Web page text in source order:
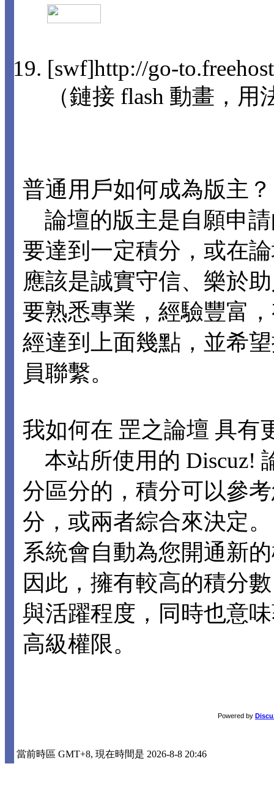
[swf]http://go-
（鏈接 flash 動畫，
普通用戶如何成為版主？
論壇的版主是自願申
要達到一定積分，或在
應該是誠實守信、樂於
要熟悉專業，經驗豐富
經達到上面幾點，並希
員聯繫。
我如何在 罡之論壇 具有
本站所使用的 Discuz!
分區分的，積分可以參
分，或兩者綜合來決定
系統會自動為您開通新
因此，擁有較高的積分
與活躍程度，同時也意
高級權限。
Powered by
當前時區 GMT+8, 現在時間是 2026-8-8 20:46